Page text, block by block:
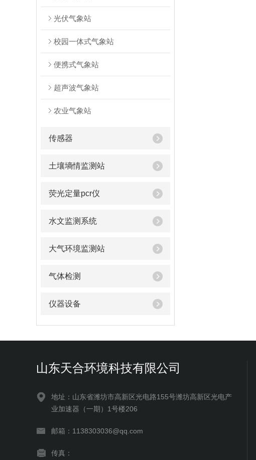
光伏气象站
校园一体式气象站
便携式气象站
超声波气象站
农业气象站
传感器
土壤墒情监测站
荧光定量pcr仪
水文监测系统
大气环境监测站
气体检测
仪器设备
山东天合环境科技有限公司
地址：山东省潍坊市高新区光电路155号潍坊高新区光电产
业加速器（一期）1号楼206
邮箱：1138303036@qq.com
传真：